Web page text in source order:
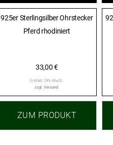
925er Sterlingsilber Ohrstecker
Pferd rhodiniert
33,00€
Enthält 19% MwSt.
zzgl.Versand
ZUM PRODUKT